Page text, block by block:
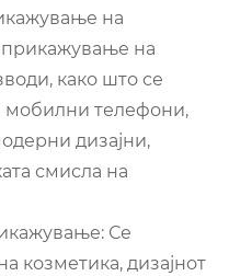
на
прикажување на
како што се
мобилни телефони,
дизајни,
смисла на
Се
козметика, дизајнот